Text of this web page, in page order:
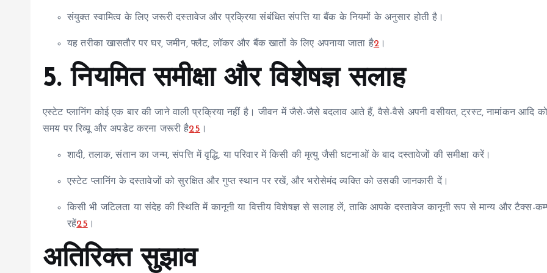
संयुक्त स्वामित्व के लिए जरूरी दस्तावेज और प्रक्रिया संबंधित संपत्ति या बैंक के नियमों के अनुसार होती है।
यह तरीका खासतौर पर घर, जमीन, फ्लैट, लॉकर और बैंक खातों के लिए अपनाया जाता है2 ।
5. नियमित समीक्षा और विशेषज्ञ सलाह
एस्टेट प्लानिंग कोई एक बार की जाने वाली प्रक्रिया नहीं है। जीवन में जैसे-जैसे बदलाव आते हैं, वैसे-वैसे अपनी वसीयत, ट्रस्ट, नामांकन आदि
समय पर रिव्यू और अपडेट करना जरूरी है25 ।
शादी, तलाक, संतान का जन्म, संपत्ति में वृद्धि, या परिवार में किसी की मृत्यु जैसी घटनाओं के बाद दस्तावेजों की समीक्षा करें।
एस्टेट प्लानिंग के दस्तावेजों को सुरक्षित और गुप्त स्थान पर रखें, और भरोसेमंद व्यक्ति को उसकी जानकारी दें।
किसी भी जटिलता या संदेह की स्थिति में कानूनी या वित्तीय विशेषज्ञ से सलाह लें, ताकि आपके दस्तावेज कानूनी रूप से मान्य और टैक्स-
रहें25 ।
अतिरिक्त सुझाव